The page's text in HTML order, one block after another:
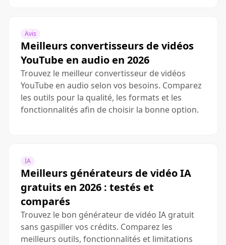
Avis
Meilleurs convertisseurs de vidéos
YouTube en audio en 2026
Trouvez le meilleur convertisseur de vidéos
YouTube en audio selon vos besoins. Comparez
les outils pour la qualité, les formats et les
fonctionnalités afin de choisir la bonne option.
IA
Meilleurs générateurs de vidéo IA
gratuits en 2026 : testés et
comparés
Trouvez le bon générateur de vidéo IA gratuit
sans gaspiller vos crédits. Comparez les
meilleurs outils, fonctionnalités et limitations